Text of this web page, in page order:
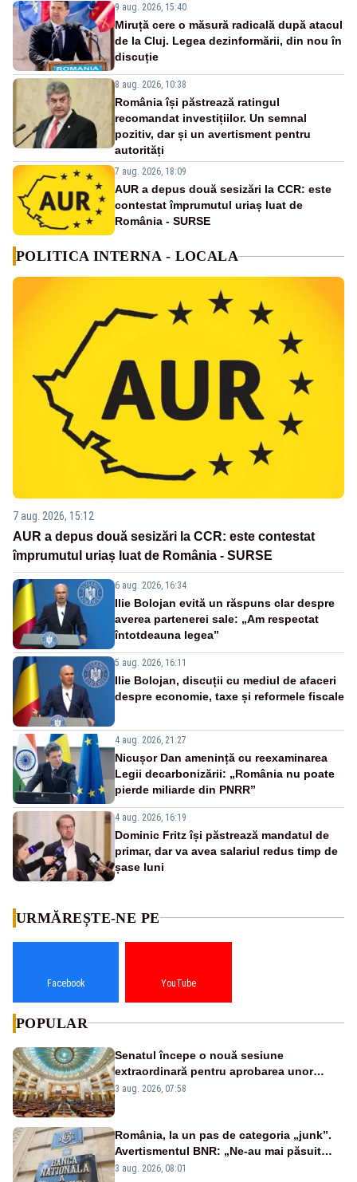
9 aug. 2026, 15:40
Miruță cere o măsură radicală după atacul
de la Cluj. Legea dezinformării, din nou în
discuție
8 aug. 2026, 10:38
România își păstrează ratingul
recomandat investițiilor. Un semnal
pozitiv, dar și un avertisment pentru
autorități
7 aug. 2026, 18:09
AUR a depus două sesizări la CCR: este
contestat împrumutul uriaș luat de
România - SURSE
POLITICA INTERNA - LOCALA
7 aug. 2026, 15:12
AUR a depus două sesizări la CCR: este contestat
împrumutul uriaș luat de România - SURSE
6 aug. 2026, 16:34
Ilie Bolojan evită un răspuns clar despre
averea partenerei sale: „Am respectat
întotdeauna legea”
5 aug. 2026, 16:11
Ilie Bolojan, discuții cu mediul de afaceri
despre economie, taxe și reformele fiscale
4 aug. 2026, 21:27
Nicușor Dan amenință cu reexaminarea
Legii decarbonizării: „România nu poate
pierde miliarde din PNRR”
4 aug. 2026, 16:19
Dominic Fritz își păstrează mandatul de
primar, dar va avea salariul redus timp de
șase luni
URMĂREȘTE-NE PE
Facebook YouTube
POPULAR
Senatul începe o nouă sesiune
extraordinară pentru aprobarea unor
jaloane din PNRR
3 aug. 2026, 07:58
România, la un pas de categoria „junk”.
Avertismentul BNR: „Ne-au mai păsuit
pentru câteva luni”
3 aug. 2026, 08:01